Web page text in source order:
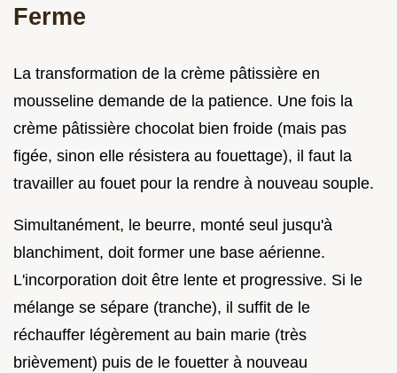
Ferme
La transformation de la crème pâtissière en
mousseline demande de la patience. Une fois la
crème pâtissière chocolat bien froide (mais pas
figée, sinon elle résistera au fouettage), il faut la
travailler au fouet pour la rendre à nouveau souple.
Simultanément, le beurre, monté seul jusqu'à
blanchiment, doit former une base aérienne.
L'incorporation doit être lente et progressive. Si le
mélange se sépare (tranche), il suffit de le
réchauffer légèrement au bain marie (très
brièvement) puis de le fouetter à nouveau